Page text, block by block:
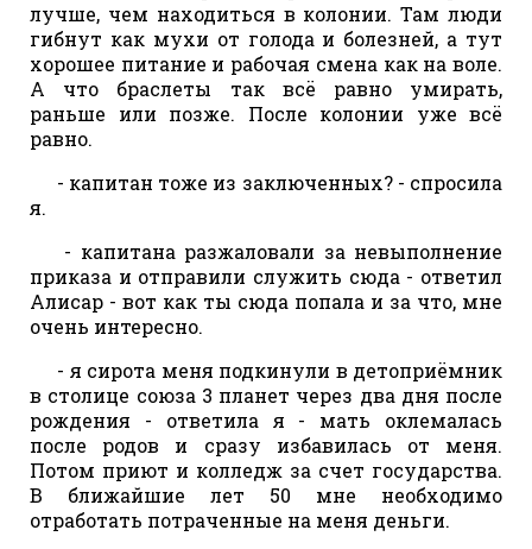
лучше, чем находиться в колонии. Там люди
гибнут как мухи от голода и болезней, а тут
хорошее питание и рабочая смена как на воле.
А что браслеты так всё равно умирать,
раньше или позже. После колонии уже всё
равно.
- капитан тоже из заключенных? - спросила
я.
- капитана разжаловали за невыполнение
приказа и отправили служить сюда - ответил
Алисар - вот как ты сюда попала и за что, мне
очень интересно.
- я сирота меня подкинули в детоприёмник
в столице союза 3 планет через два дня после
рождения - ответила я - мать оклемалась
после родов и сразу избавилась от меня.
Потом приют и колледж за счет государства.
В ближайшие лет 50 мне необходимо
отработать потраченные на меня деньги.